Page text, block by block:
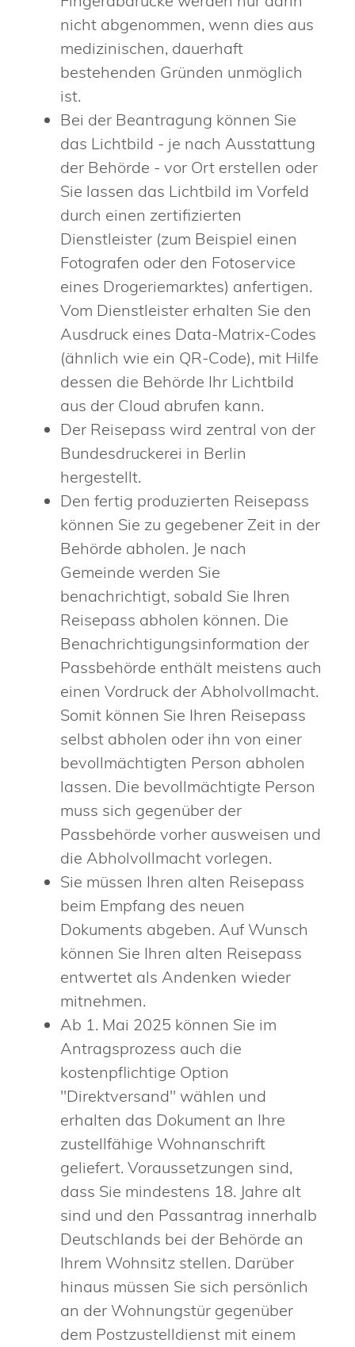
nicht abgenommen, wenn dies aus
medizinischen, dauerhaft
bestehenden Gründen unmöglich
ist.
Bei der Beantragung können Sie
das Lichtbild - je nach Ausstattung
der Behörde - vor Ort erstellen oder
Sie lassen das Lichtbild im Vorfeld
durch einen zertifizierten
Dienstleister (zum Beispiel einen
Fotografen oder den Fotoservice
eines Drogeriemarktes) anfertigen.
Vom Dienstleister erhalten Sie den
Ausdruck eines Data-Matrix-Codes
(ähnlich wie ein QR-Code), mit Hilfe
dessen die Behörde Ihr Lichtbild
aus der Cloud abrufen kann.
Der Reisepass wird zentral von der
Bundesdruckerei in Berlin
hergestellt.
Den fertig produzierten Reisepass
können Sie zu gegebener Zeit in der
Behörde abholen. Je nach
Gemeinde werden Sie
benachrichtigt, sobald Sie Ihren
Reisepass abholen können. Die
Benachrichtigungsinformation der
Passbehörde enthält meistens auch
einen Vordruck der Abholvollmacht.
Somit können Sie Ihren Reisepass
selbst abholen oder ihn von einer
bevollmächtigten Person abholen
lassen. Die bevollmächtigte Person
muss sich gegenüber der
Passbehörde vorher ausweisen und
die Abholvollmacht vorlegen.
Sie müssen Ihren alten Reisepass
beim Empfang des neuen
Dokuments abgeben. Auf Wunsch
können Sie Ihren alten Reisepass
entwertet als Andenken wieder
mitnehmen.
Ab 1. Mai 2025 können Sie im
Antragsprozess auch die
kostenpflichtige Option
"Direktversand" wählen und
erhalten das Dokument an Ihre
zustellfähige Wohnanschrift
geliefert. Voraussetzungen sind,
dass Sie mindestens 18. Jahre alt
sind und den Passantrag innerhalb
Deutschlands bei der Behörde an
Ihrem Wohnsitz stellen. Darüber
hinaus müssen Sie sich persönlich
an der Wohnungstür gegenüber
dem Postzustelldienst mit einem